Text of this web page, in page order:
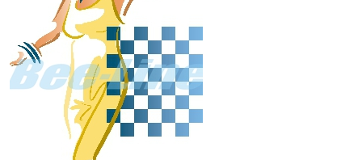
Folkeslag
Forår
Fritid, hobby
Frugt, grønt
Halloween
Håndværk
Huse, bygninger